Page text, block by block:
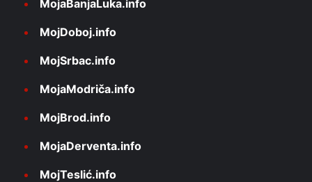
MojaBanjaLuka.info
MojDoboj.info
MojSrbac.info
MojaModriča.info
MojBrod.info
MojaDerventa.info
MojTeslić.info